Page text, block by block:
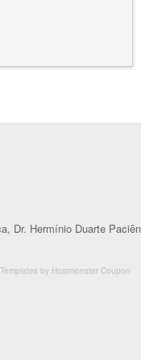
by Hostmonster Coupon
Dr. Hermínio Duarte